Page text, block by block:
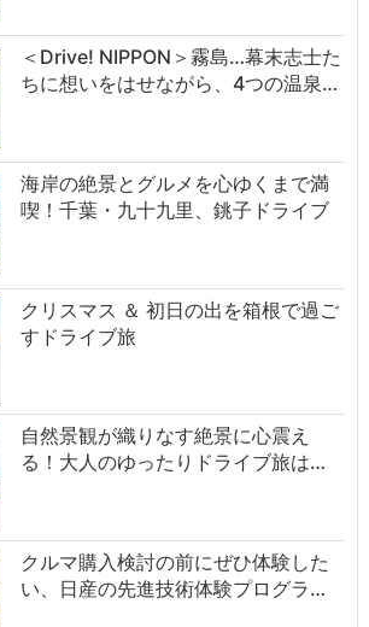
＜Drive! NIPPON＞霧島…幕末志士た
ちに想いをはせながら、4つの温泉…
海岸の絶景とグルメを心ゆくまで満
喫！千葉・九十九里、銚子ドライブ
クリスマス ＆ 初日の出を箱根で過ご
すドライブ旅
自然景観が織りなす絶景に心震え
る！大人のゆったりドライブ旅は…
クルマ購入検討の前にぜひ体験した
い、日産の先進技術体験プログラ…